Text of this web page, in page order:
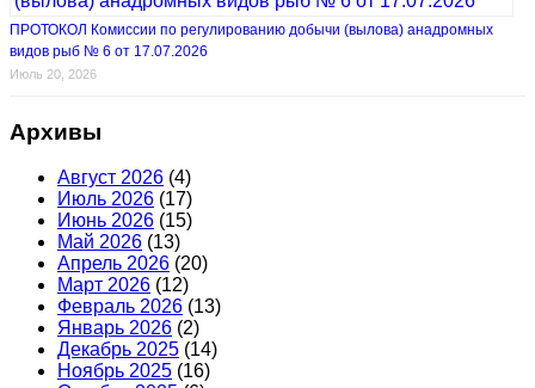
ПРОТОКОЛ Комиссии по регулированию добычи (вылова) анадромных
видов рыб № 6 от 17.07.2026
Июль 20, 2026
Архивы
Август 2026 (4)
Июль 2026 (17)
Июнь 2026 (15)
Май 2026 (13)
Апрель 2026 (20)
Март 2026 (12)
Февраль 2026 (13)
Январь 2026 (2)
Декабрь 2025 (14)
Ноябрь 2025 (16)